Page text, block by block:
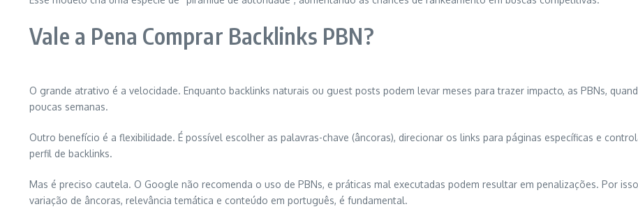
Vale a Pena Comprar Backlinks PBN?
O grande atrativo é a velocidade. Enquanto backlinks naturais ou guest posts podem levar meses para trazer impacto, as PBNs,
poucas semanas.
Outro benefício é a flexibilidade. É possível escolher as palavras-chave (âncoras), direcionar os links para páginas específicas e
perfil de backlinks.
Mas é preciso cautela. O Google não recomenda o uso de PBNs, e práticas mal executadas podem resultar em penalizações. Por
variação de âncoras, relevância temática e conteúdo em português, é fundamental.